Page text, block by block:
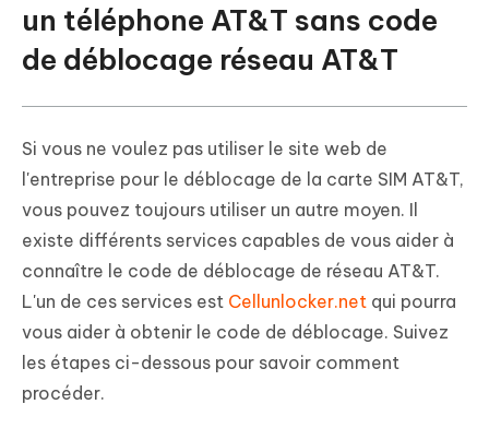
un téléphone AT&T sans code
de déblocage réseau AT&T
Si vous ne voulez pas utiliser le site web de
l'entreprise pour le déblocage de la carte SIM AT&T,
vous pouvez toujours utiliser un autre moyen. Il
existe différents services capables de vous aider à
connaître le code de déblocage de réseau AT&T.
L'un de ces services est Cellunlocker.net qui pourra
vous aider à obtenir le code de déblocage. Suivez
les étapes ci-dessous pour savoir comment
procéder.